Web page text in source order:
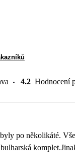
4.2 Hodnocení
po několikáté.
bulharská